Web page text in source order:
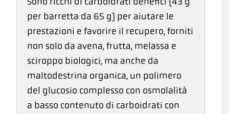
per barretta da 65 g) per aiutare le
prestazioni e favorire il recupero, forniti
non solo da avena, frutta, melassa e
sciroppo biologici, ma anche da
maltodestrina organica, un polimero
del glucosio complesso con osmolalità
a basso contenuto di carboidrati con